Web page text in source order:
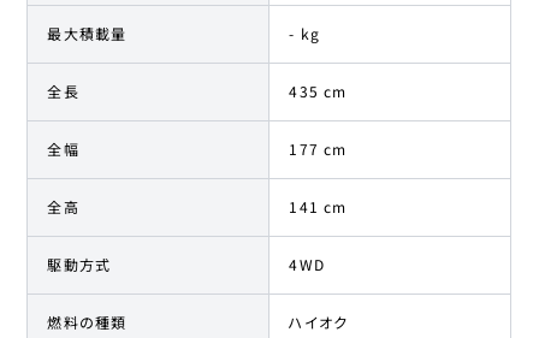
最大積載量 - kg
全長 435 cm
全幅 177 cm
全高 141 cm
駆動方式 4WD
燃料の種類 ハイオク